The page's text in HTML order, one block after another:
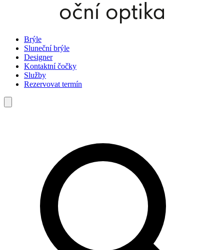
Brýle
Sluneční brýle
Designer
Kontaktní čočky
Služby
Rezervovat termín